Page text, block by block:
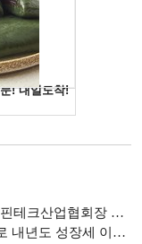
회장 선출 절차 돌입
도 성장세 이어간다